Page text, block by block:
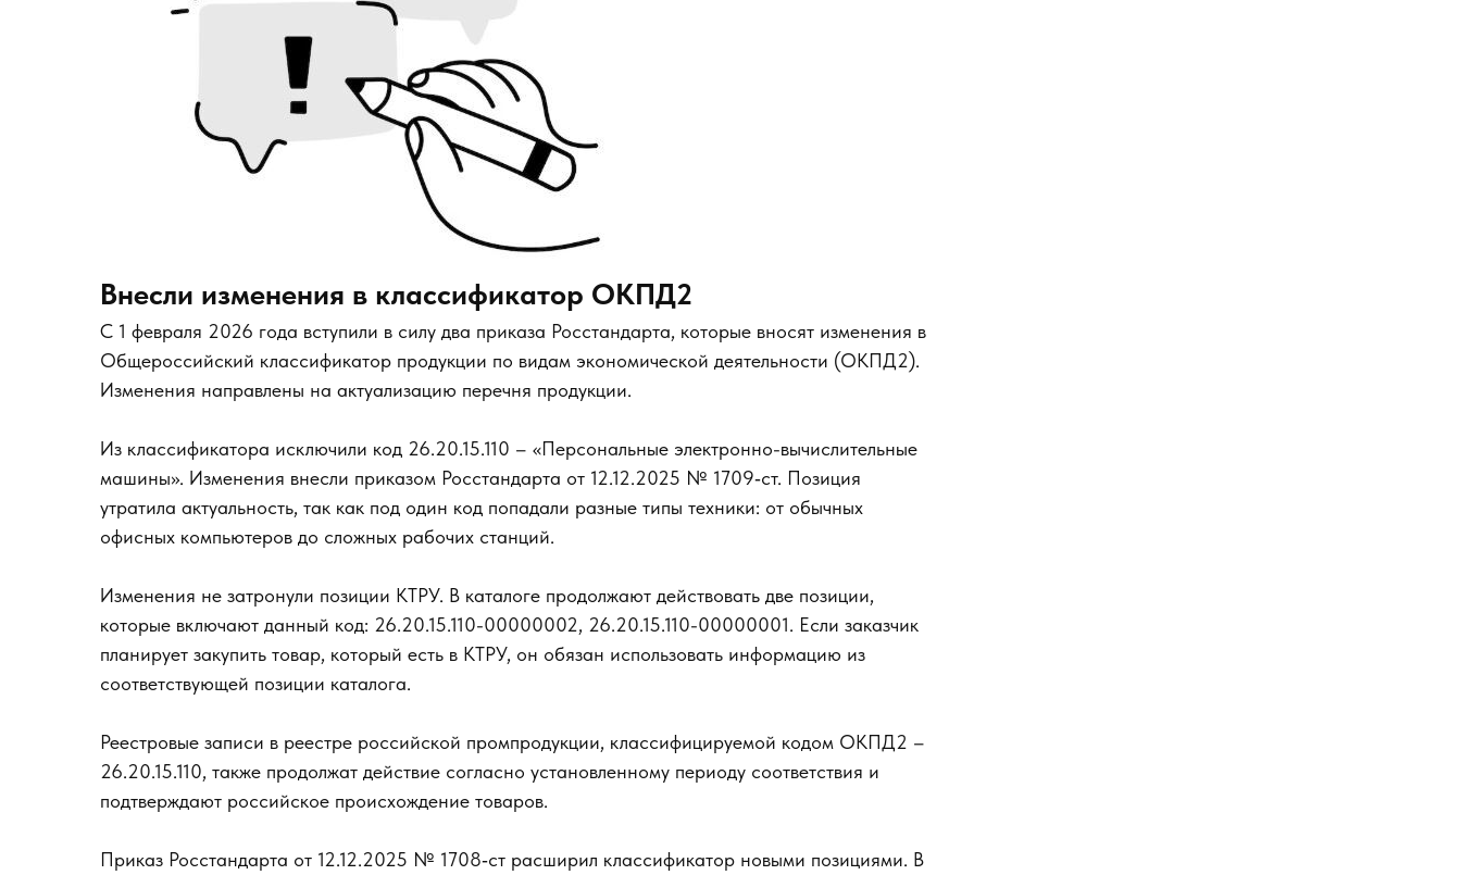
Внесли изменения в классификатор ОКПД2
С 1 февраля 2026 года вступили в силу два приказа Росстандарта, которые вносят изменения в
Общероссийский классификатор продукции по видам экономической деятельности (ОКПД2).
Изменения направлены на актуализацию перечня продукции.
Из классификатора исключили код 26.20.15.110 – «Персональные электронно-вычислительные
машины». Изменения внесли приказом Росстандарта от 12.12.2025 № 1709‑ст. Позиция
утратила актуальность, так как под один код попадали разные типы техники: от обычных
офисных компьютеров до сложных рабочих станций.
Изменения не затронули позиции КТРУ. В каталоге продолжают действовать две позиции,
которые включают данный код: 26.20.15.110-00000002, 26.20.15.110-00000001. Если заказчик
планирует закупить товар, который есть в КТРУ, он обязан использовать информацию из
соответствующей позиции каталога.
Реестровые записи в реестре российской промпродукции, классифицируемой кодом ОКПД2 –
26.20.15.110, также продолжат действие согласно установленному периоду соответствия и
подтверждают российское происхождение товаров.
Приказ Росстандарта от 12.12.2025 № 1708‑ст расширил классификатор новыми позициями. В